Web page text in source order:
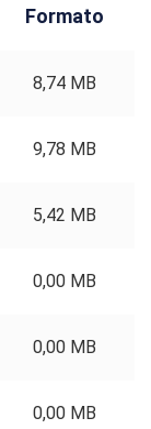
Formato
8,74 MB
9,78 MB
5,42 MB
0,00 MB
0,00 MB
0,00 MB